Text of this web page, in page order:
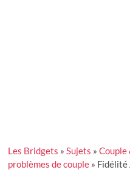
Les Bridgets »Sujets »Couple
problèmes de couple »